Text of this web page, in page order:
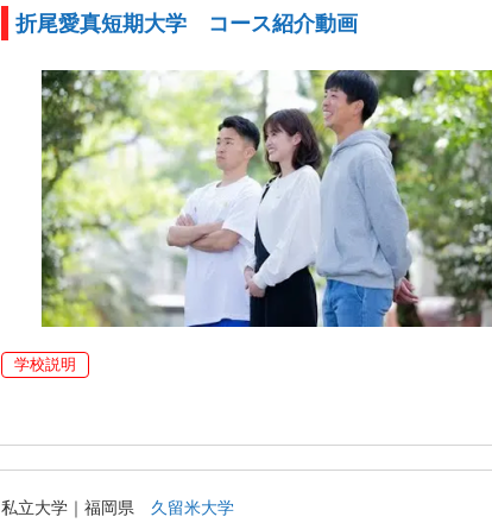
折尾愛真短期大学 コース紹介動画
学校説明
私立大学｜福岡県 久留米大学